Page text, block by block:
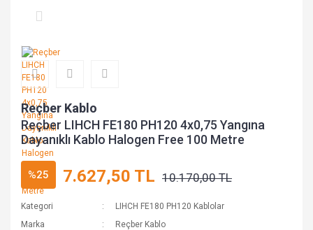
Reçber Kablo
Reçber LIHCH FE180 PH120 4x0,75 Yangına
Dayanıklı Kablo Halogen Free 100 Metre
%25 7.627,50 TL 10.170,00 TL
Kategori
LIHCH FE180 PH120 Kablolar
Marka
Reçber Kablo